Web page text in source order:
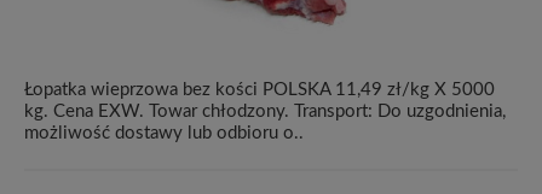
Łopatka wieprzowa bez kości POLSKA 11,49 zł/kg X 5000
kg. Cena EXW. Towar chłodzony. Transport: Do uzgodnienia,
możliwość dostawy lub odbioru o..